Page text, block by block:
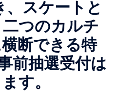
、スケートと
つのカルチ
断できる特
前抽選受付は
す。